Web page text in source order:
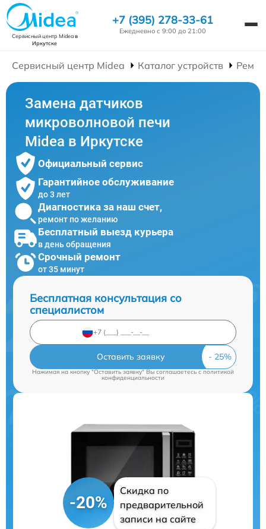
Сервисный центр Mideaв
Иркутске
+7 (395) 278-33-61
Ежедневно с 9:00 до 21:00
Сервисный центр Midea Каталог устройств
Замена датчиков
микроволновой печи
Midea в Иркутске
Официальный сервис
Гарантийное обслуживание
до 3 лет
Диагностика за наш счет,
ремонт по желанию
Бесплатный выезд курьера
в день обращения
Срочный ремонт
от 35 минут
Бесплатная консультация со
специалистом
Оставить заявку
Нажимая на кнопку "Оставить заявку" Вы соглашаетесь cполитикой
конфиденциальности
-20%
Скидка по
предварительной
записи на сайте